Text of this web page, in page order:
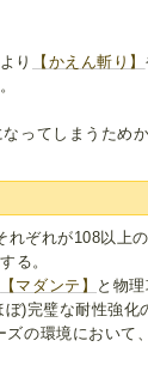
り 【かえん斬り】
ってしまうため
ぞれが108以上
る。
【マダンテ】
と物
ぼ)完璧な耐性強
の環境において